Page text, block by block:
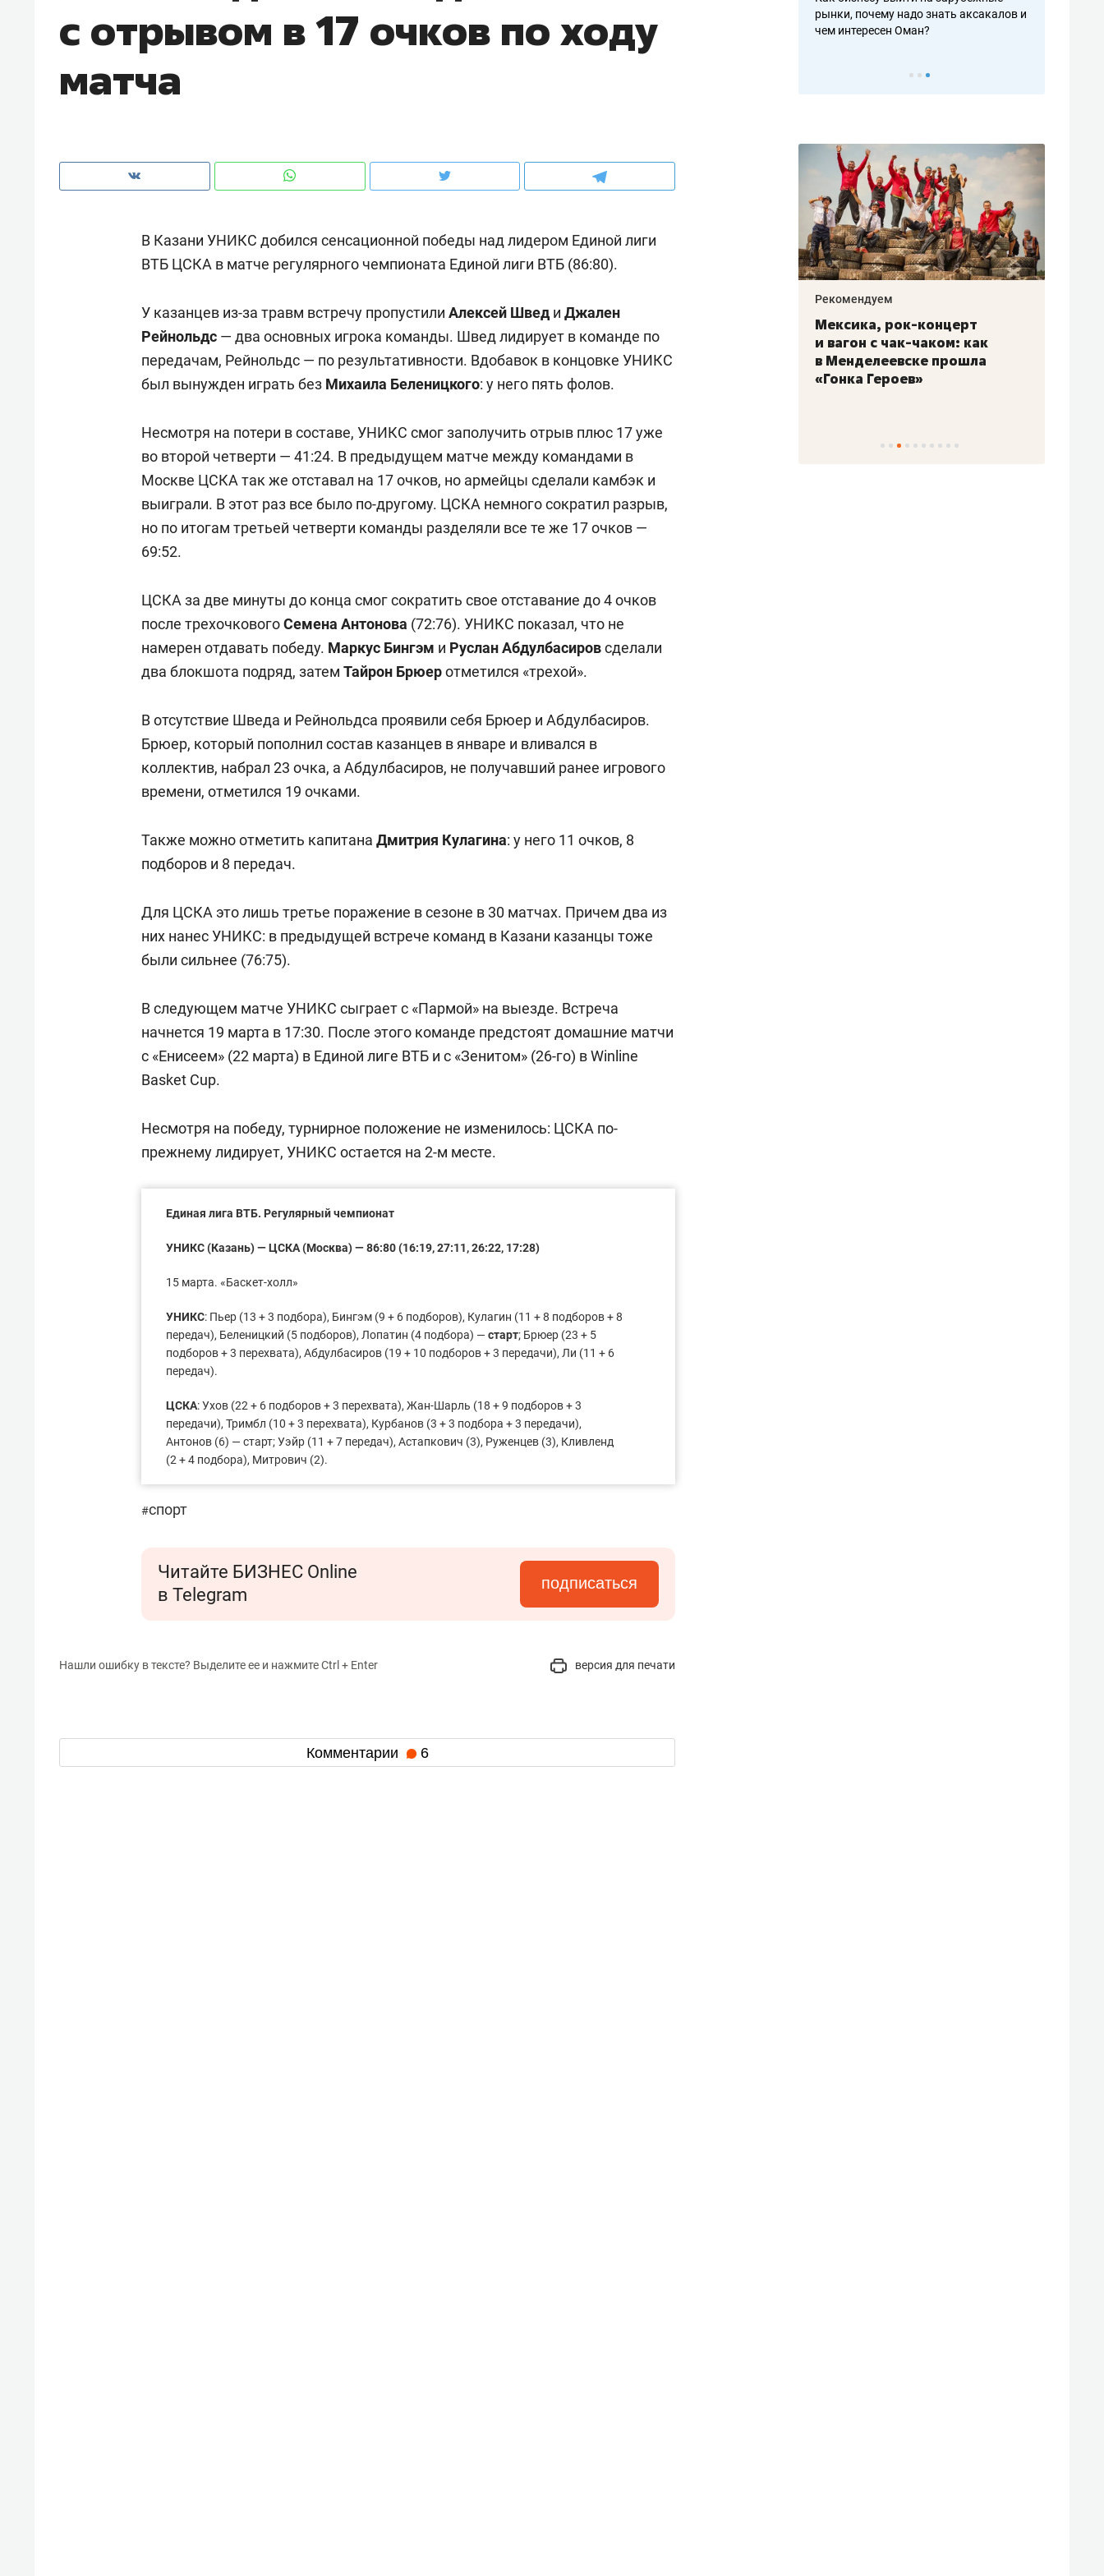
с отрывом в 17 очков по ходу
матча
В Казани УНИКС добился сенсационной победы над лидером Единой лиги
ВТБ ЦСКА в матче регулярного чемпионата Единой лиги ВТБ (86:80).
У казанцев из-за травм встречу пропустили Алексей Швед и Джален
Рейнольдс — два основных игрока команды. Швед лидирует в команде по
передачам, Рейнольдс — по результативности. Вдобавок в концовке УНИКС
был вынужден играть без Михаила Беленицкого: у него пять фолов.
Несмотря на потери в составе, УНИКС смог заполучить отрыв плюс 17 уже
во второй четверти — 41:24. В предыдущем матче между командами в
Москве ЦСКА так же отставал на 17 очков, но армейцы сделали камбэк и
выиграли. В этот раз все было по-другому. ЦСКА немного сократил разрыв,
но по итогам третьей четверти команды разделяли все те же 17 очков —
69:52.
ЦСКА за две минуты до конца смог сократить свое отставание до 4 очков
после трехочковогоСемена Антонова (72:76). УНИКС показал, что не
намерен отдавать победу. Маркус Бингэм и Руслан Абдулбасировсделали
два блокшота подряд, затем Тайрон Брюеротметился «трехой».
В отсутствие Шведа и Рейнольдса проявили себя Брюер и Абдулбасиров.
Брюер, который пополнил состав казанцев в январе и вливался в
коллектив, набрал 23 очка, а Абдулбасиров, не получавший ранее игрового
времени, отметился 19 очками.
Также можно отметить капитана Дмитрия Кулагина: у него 11 очков, 8
подборов и 8 передач.
Для ЦСКА это лишь третье поражение в сезоне в 30 матчах. Причем два из
них нанес УНИКС: в предыдущей встрече команд в Казани казанцы тоже
были сильнее (76:75).
В следующем матче УНИКС сыграет с «Пармой» на выезде. Встреча
начнется 19 марта в 17:30. После этого команде предстоят домашние матчи
с «Енисеем» (22 марта) в Единой лиге ВТБ и с «Зенитом» (26-го) в Winline
Basket Cup.
Несмотря на победу, турнирное положение не изменилось: ЦСКА по-
прежнему лидирует, УНИКС остается на 2-м месте.
Единая лига ВТБ. Регулярный чемпионат
УНИКС (Казань) — ЦСКА (Москва) — 86:80 (16:19, 27:11, 26:22, 17:28)
15 марта. «Баскет-холл»
УНИКС: Пьер (13 + 3 подбора), Бингэм (9 + 6 подборов), Кулагин (11 + 8 подборов + 8
передач), Беленицкий (5 подборов), Лопатин (4 подбора) —старт; Брюер (23 + 5
подборов + 3 перехвата), Абдулбасиров (19 + 10 подборов + 3 передачи), Ли (11 + 6
передач).
ЦСКА: Ухов (22 + 6 подборов + 3 перехвата), Жан-Шарль (18 + 9 подборов + 3
передачи), Тримбл (10 + 3 перехвата), Курбанов (3 + 3 подбора + 3 передачи),
Антонов (6) — старт; Уэйр (11 + 7 передач), Астапкович (3), Руженцев (3), Кливленд
(2 + 4 подбора), Митрович (2).
#спорт
Читайте БИЗНЕС Online
в Telegram
подписаться
Нашли ошибку в тексте? Выделите ее и нажмите Ctrl + Enter версия для печати
Комментарии 6
рынки, почему надо знать аксакалов и
чем интересен Оман?
клиентах и чудных запросах мастеров налогах и развитии без кредитов
рынки, почему надо знать аксакалов и
чем интересен Оман?
Как ГК «МИР ГРУПП» и ВТБ
создают оазис жилого
комфорта под Казанью
150 камер до квартиры и Face
ID вместо ключа: какой будет
безопасность в ЖК «Нова»
Опыт выживания в дикой
природе, работа
с ментальным и физическим
состоянием как основа
антихрупких команд
Рекомендуем
Мексика, рок-концерт
и вагон с чак-чаком: как
в Менделеевске прошла
«Гонка Героев»